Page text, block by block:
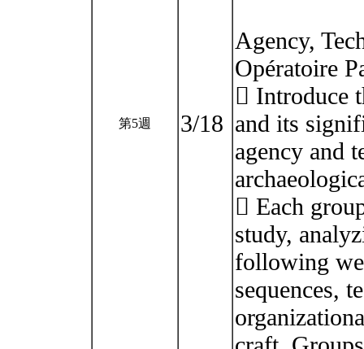
第5週 3/18
Agency,
Opératoire
 Introduce
and its
agency and
 Each
study,
following
sequences,